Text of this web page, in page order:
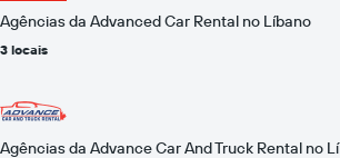
Agências da Advanced Car Rental no Líbano
3 locais
Agências da Advance Car And Truck Rental no